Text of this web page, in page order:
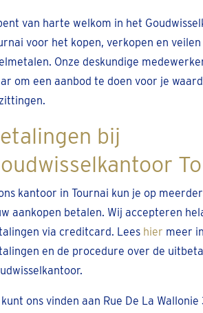
van harte welkom in het
voor het kopen, verkopen en
Onze deskundige
om een aanbod te doen voor je
bij
kantoor in Tournai kun je op
aankopen betalen. Wij accepteren
via creditcard. Lees hier meer
en de procedure over de
ons vinden aan Rue De La